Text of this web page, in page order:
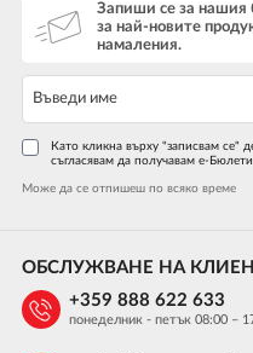
Запиши се за нашия
за най-новите
намаления.
Като кликна върху "записвам се"
съгласявам да получавам е-
Може да се отпишеш по всяко време
ОБСЛУЖВАНЕ НА
+359 888 622 633
понеделник - петък 08:00 –